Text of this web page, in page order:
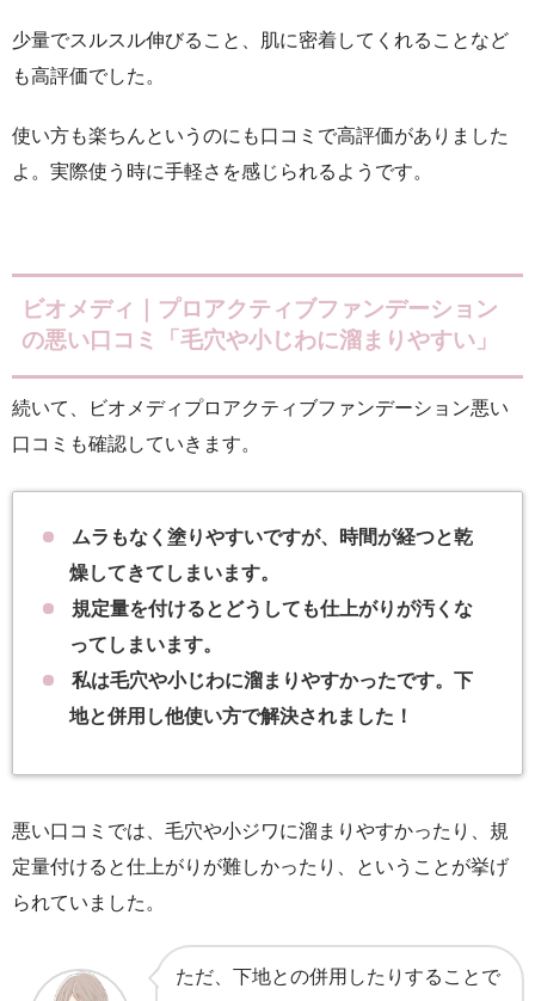
少量でスルスル伸びること、肌に密着してくれることなど
も高評価でした。
使い方も楽ちんというのにも口コミで高評価がありました
よ。実際使う時に手軽さを感じられるようです。
ビオメディ｜プロアクティブファンデーション
の悪い口コミ「毛穴や小じわに溜まりやすい」
続いて、ビオメディプロアクティブファンデーション悪い
口コミも確認していきます。
ムラもなく塗りやすいですが、時間が経つと乾
燥してきてしまいます。
規定量を付けるとどうしても仕上がりが汚くな
ってしまいます。
私は毛穴や小じわに溜まりやすかったです。下
地と併用し他使い方で解決されました！
悪い口コミでは、毛穴や小ジワに溜まりやすかったり、規
定量付けると仕上がりが難しかったり、ということが挙げ
られていました。
ただ、下地との併用したりすることで